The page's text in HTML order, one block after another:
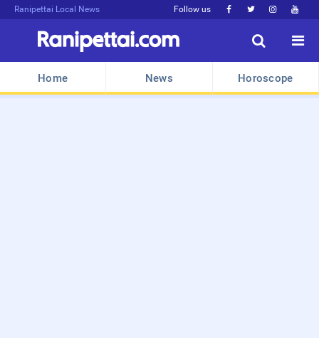
Ranipettai Local News Follow us    


Home News Horoscope